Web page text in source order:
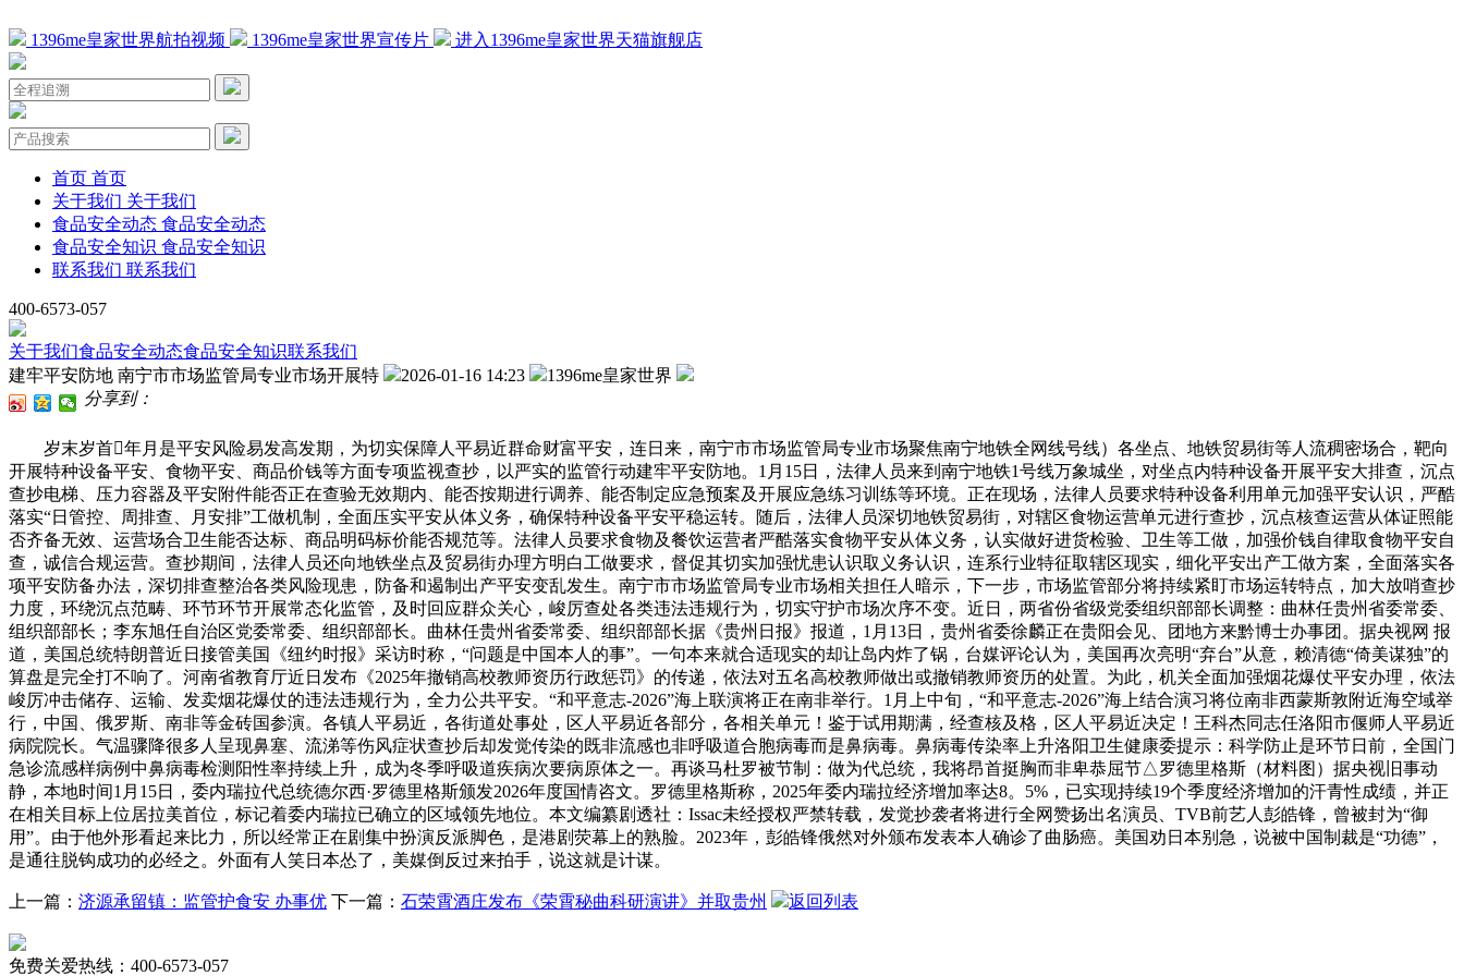
1396me皇家世界航拍视频 1396me皇家世界宣传片 进入1396me皇家世界天猫旗舰店
首页 首页
关于我们 关于我们
食品安全动态 食品安全动态
食品安全知识 食品安全知识
联系我们 联系我们
400-6573-057
关于我们食品安全动态食品安全知识联系我们
建牢平安防地 南宁市市场监管局专业市场开展特
2026-01-16 14:23
1396me皇家世界
分享到：
岁末岁首年月是平安风险易发高发期，为切实保障人平易近群命财富平安，连日来，南宁市市场监管局专业市场聚焦南宁地铁全网线号线）各坐点、地铁贸易街等人流稠密场合，靶向
开展特种设备平安、食物平安、商品价钱等方面专项监视查抄，以严实的监管行动建牢平安防地。1月15日，法律人员来到南宁地铁1号线万象城坐，对坐点内特种设备开展平安大排查，沉点
查抄电梯、压力容器及平安附件能否正在查验无效期内、能否按期进行调养、能否制定应急预案及开展应急练习训练等环境。正在现场，法律人员要求特种设备利用单元加强平安认识，严酷
落实“日管控、周排查、月安排”工做机制，全面压实平安从体义务，确保特种设备平安平稳运转。随后，法律人员深切地铁贸易街，对辖区食物运营单元进行查抄，沉点核查运营从体证照能
否齐备无效、运营场合卫生能否达标、商品明码标价能否规范等。法律人员要求食物及餐饮运营者严酷落实食物平安从体义务，认实做好进货检验、卫生等工做，加强价钱自律取食物平安自
查，诚信合规运营。查抄期间，法律人员还向地铁坐点及贸易街办理方明白工做要求，督促其切实加强忧患认识取义务认识，连系行业特征取辖区现实，细化平安出产工做方案，全面落实各
项平安防备办法，深切排查整治各类风险现患，防备和遏制出产平安变乱发生。南宁市市场监管局专业市场相关担任人暗示，下一步，市场监管部分将持续紧盯市场运转特点，加大放哨查抄
力度，环绕沉点范畴、环节环节开展常态化监管，及时回应群众关心，峻厉查处各类违法违规行为，切实守护市场次序不变。近日，两省份省级党委组织部部长调整：曲林任贵州省委常委、
组织部部长；李东旭任自治区党委常委、组织部部长。曲林任贵州省委常委、组织部部长据《贵州日报》报道，1月13日，贵州省委徐麟正在贵阳会见、团地方来黔博士办事团。据央视网 报
道，美国总统特朗普近日接管美国《纽约时报》采访时称，“问题是中国本人的事”。一句本来就合适现实的却让岛内炸了锅，台媒评论认为，美国再次亮明“弃台”从意，赖清德“倚美谋独”的
算盘是完全打不响了。河南省教育厅近日发布《2025年撤销高校教师资历行政惩罚》的传递，依法对五名高校教师做出或撤销教师资历的处置。为此，机关全面加强烟花爆仗平安办理，依法
峻厉冲击储存、运输、发卖烟花爆仗的违法违规行为，全力公共平安。“和平意志-2026”海上联演将正在南非举行。1月上中旬，“和平意志-2026”海上结合演习将位南非西蒙斯敦附近海空域举
行，中国、俄罗斯、南非等金砖国参演。各镇人平易近，各街道处事处，区人平易近各部分，各相关单元！鉴于试用期满，经查核及格，区人平易近决定！王科杰同志任洛阳市偃师人平易近
病院院长。气温骤降很多人呈现鼻塞、流涕等伤风症状查抄后却发觉传染的既非流感也非呼吸道合胞病毒而是鼻病毒。鼻病毒传染率上升洛阳卫生健康委提示：科学防止是环节日前，全国门
急诊流感样病例中鼻病毒检测阳性率持续上升，成为冬季呼吸道疾病次要病原体之一。再谈马杜罗被节制：做为代总统，我将昂首挺胸而非卑恭屈节△罗德里格斯（材料图）据央视旧事动
静，本地时间1月15日，委内瑞拉代总统德尔西·罗德里格斯颁发2026年度国情咨文。罗德里格斯称，2025年委内瑞拉经济增加率达8。5%，已实现持续19个季度经济增加的汗青性成绩，并正
在相关目标上位居拉美首位，标记着委内瑞拉已确立的区域领先地位。本文编纂剧透社：Issac未经授权严禁转载，发觉抄袭者将进行全网赞扬出名演员、TVB前艺人彭皓锋，曾被封为“御
用”。由于他外形看起来比力，所以经常正在剧集中扮演反派脚色，是港剧荧幕上的熟脸。2023年，彭皓锋俄然对外颁布发表本人确诊了曲肠癌。美国劝日本别急，说被中国制裁是“功德”，
是通往脱钩成功的必经之。外面有人笑日本怂了，美媒倒反过来拍手，说这就是计谋。
上一篇： 济源承留镇：监管护食安 办事优 下一篇： 石荣霄酒庄发布《荣霄秘曲科研演讲》并取贵州 返回列表
免费关爱热线：400-6573-057